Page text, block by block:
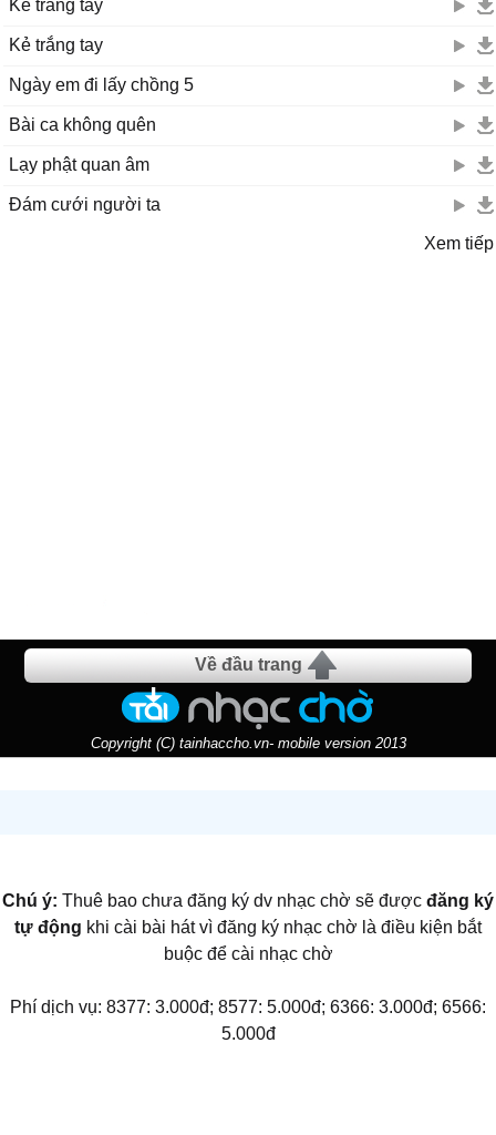
Kẻ trắng tay
Kẻ trắng tay
Ngày em đi lấy chồng 5
Bài ca không quên
Lạy phật quan âm
Đám cưới người ta
Xem tiếp
Về đầu trang
Copyright (C) tainhaccho.vn- mobile version 2013
Chú ý: Thuê bao chưa đăng ký dv nhạc chờ sẽ được đăng ký
tự động khi cài bài hát vì đăng ký nhạc chờ là điều kiện bắt
buộc để cài nhạc chờ
Phí dịch vụ: 8377: 3.000đ; 8577: 5.000đ; 6366: 3.000đ; 6566:
5.000đ